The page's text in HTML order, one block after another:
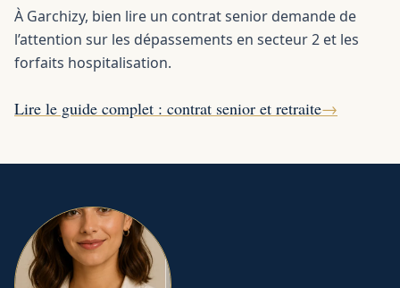
À Garchizy, bien lire un contrat senior demande de
l’attention sur les dépassements en secteur 2 et les
forfaits hospitalisation.
Lire le guide complet : contrat senior et retraite→